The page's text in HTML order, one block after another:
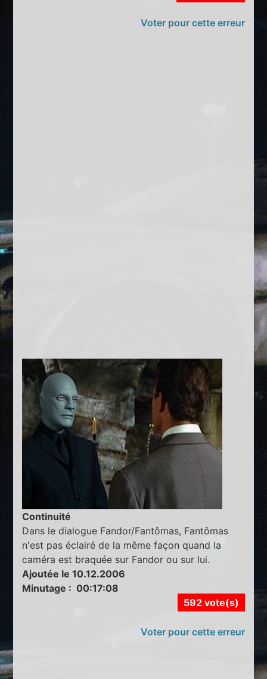
Voter pour cette erreur
Continuité
Dans le dialogue Fandor/Fantômas, Fantômas
n'est pas éclairé de la même façon quand la
caméra est braquée sur Fandor ou sur lui.
Ajoutée le 10.12.2006
Minutage : 00:17:08
592 vote(s)
Voter pour cette erreur